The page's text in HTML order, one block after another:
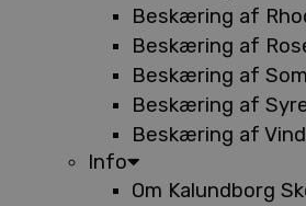
Beskæring af
Beskæring af
Beskæring af
Beskæring af
Beskæring af
Info
Om Kalundborg